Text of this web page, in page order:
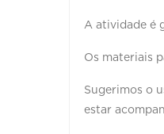
A atividade é
Os materiais
Sugerimos o
estar